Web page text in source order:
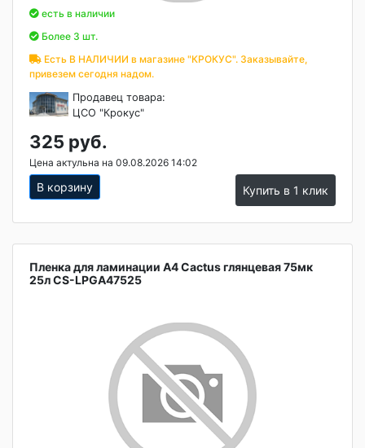
есть в наличии
Более 3 шт.
Есть В НАЛИЧИИ в магазине "КРОКУС". Заказывайте,
привезем сегодня надом.
Продавец товара:
ЦСО "Крокус"
325 руб.
Цена актульна на 09.08.2026 14:02
В корзину Купить в 1 клик
Пленка для ламинации А4 Cactus глянцевая 75мк
25л CS-LPGA47525